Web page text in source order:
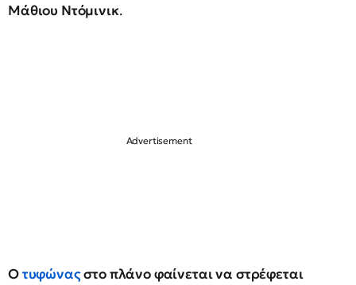
Μάθιου Ντόμινικ.
Οτυφώναςστο πλάνο φαίνεται να στρέφεται